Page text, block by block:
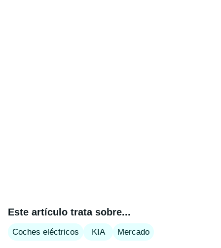
Este artículo trata sobre...
Coches eléctricos KIA Mercado